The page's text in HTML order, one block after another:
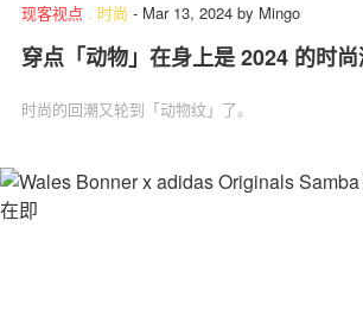
现客视点 . 时尚 - Mar 13, 2024 by Mingo
穿点「动物」在身上是 2024 的时尚
时尚的回潮又轮到「动物纹」了。